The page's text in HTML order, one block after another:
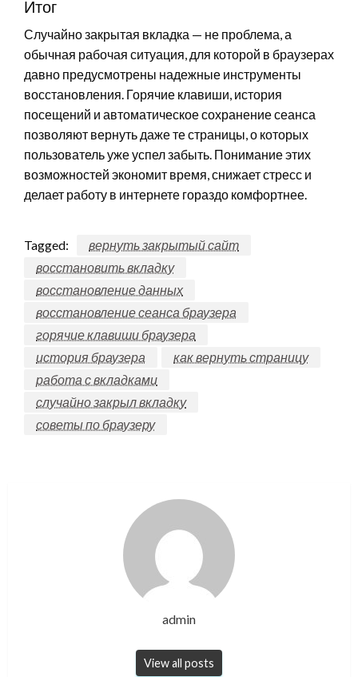
Итог
Случайно закрытая вкладка — не проблема, а
обычная рабочая ситуация, для которой в браузерах
давно предусмотрены надежные инструменты
восстановления. Горячие клавиши, история
посещений и автоматическое сохранение сеанса
позволяют вернуть даже те страницы, о которых
пользователь уже успел забыть. Понимание этих
возможностей экономит время, снижает стресс и
делает работу в интернете гораздо комфортнее.
Tagged:
вернуть закрытый сайт
восстановить вкладку
восстановление данных
восстановление сеанса браузера
горячие клавиши браузера
история браузера
как вернуть страницу
работа с вкладками
случайно закрыл вкладку
советы по браузеру
admin
View all posts